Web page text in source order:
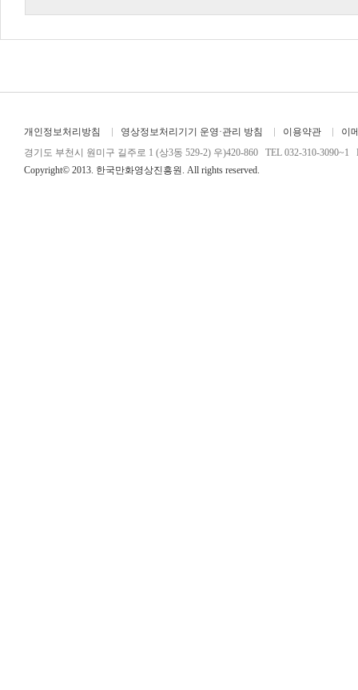
개인정보처리방침 영상정보처리기기 운영·관리 방침 이용약관
이
경기도 부천시 원미구 길주로 1 (상3동 529-2) 우)420-860 TEL 032-310-3090~1
Copyright© 2013. 한국만화영상진흥원. All rights reserved.